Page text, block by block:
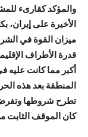
والمؤكد كقارىء
الأخيرة على
ميزان القوة في
قدرة الأطراف
أكبر مما كانت عليه
المنطقة بعد هذه
تطرح شروطها وتفرض
كان الموقف